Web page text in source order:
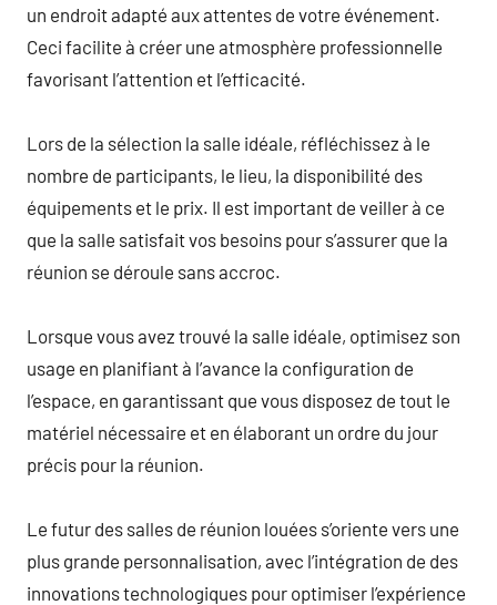
un endroit adapté aux attentes de votre événement.
Ceci facilite à créer une atmosphère professionnelle
favorisant l’attention et l’efficacité.
Lors de la sélection la salle idéale, réfléchissez à le
nombre de participants, le lieu, la disponibilité des
équipements et le prix. Il est important de veiller à ce
que la salle satisfait vos besoins pour s’assurer que la
réunion se déroule sans accroc.
Lorsque vous avez trouvé la salle idéale, optimisez son
usage en planifiant à l’avance la configuration de
l’espace, en garantissant que vous disposez de tout le
matériel nécessaire et en élaborant un ordre du jour
précis pour la réunion.
Le futur des salles de réunion louées s’oriente vers une
plus grande personnalisation, avec l’intégration de des
innovations technologiques pour optimiser l’expérience